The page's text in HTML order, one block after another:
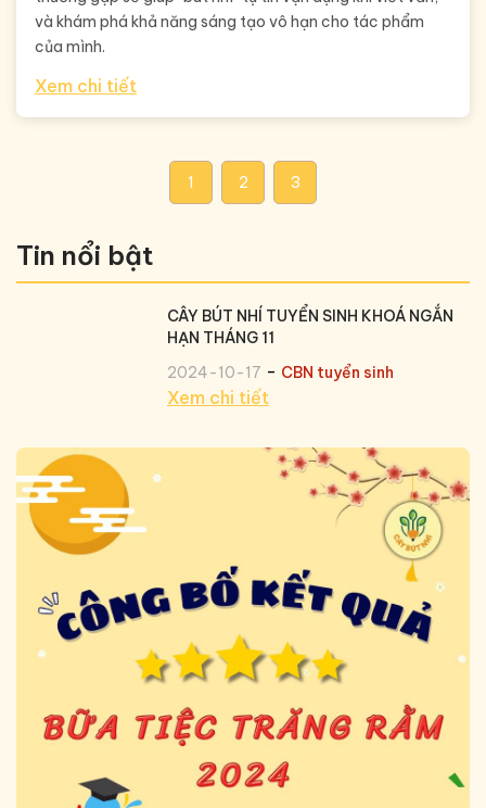
và khám phá khả năng sáng tạo vô hạn cho tác phẩm
của mình.
Xem chi tiết
1 2 3
Tin nổi bật
CÂY BÚT NHÍ TUYỂN SINH KHOÁ NGẮN
HẠN THÁNG 11
2024-10-17 - CBN tuyển sinh
Xem chi tiết